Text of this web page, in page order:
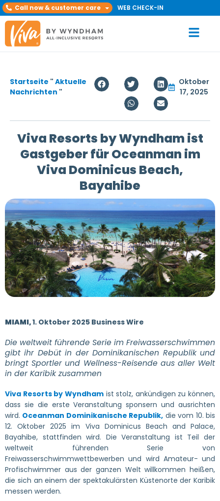
Call now & customer care WEB CHECK-IN
Startseite " Aktuelle
Nachrichten "
Oktober
17, 2025
Viva Resorts by Wyndham ist
Gastgeber für Oceanman im
Viva Dominicus Beach,
Bayahibe
MIAMI,1. Oktober 2025 Business Wire
Die weltweit führende Serie im Freiwasserschwimmen
gibt ihr Debüt in der Dominikanischen Republik und
bringt Sportler und Wellness-Reisende aus aller Welt
in der Karibik zusammen
Viva Resorts by Wyndhamist stolz, ankündigen zu können,
dass sie die erste Veranstaltung sponsern und ausrichten
wird. Oceanman Dominikanische Republik, die vom 10. bis
12. Oktober 2025 im Viva Dominicus Beach and Palace,
Bayahibe, stattfinden wird. Die Veranstaltung ist Teil der
weltweit führenden Serie von
Freiwasserschwimmwettbewerben und wird Amateur- und
Profischwimmer aus der ganzen Welt willkommen heißen,
die sich an einem der spektakulärsten Küstenorte der Karibik
messen werden.